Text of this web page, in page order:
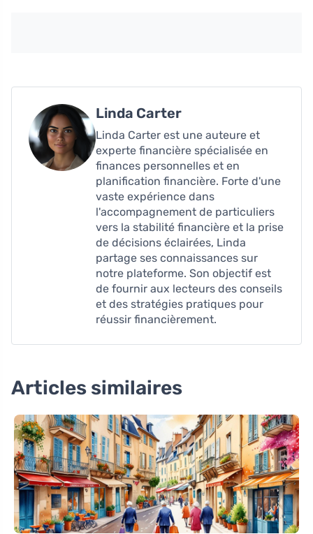
Linda Carter
Linda Carter est une auteure et
experte financière spécialisée en
finances personnelles et en
planification financière. Forte d'une
vaste expérience dans
l'accompagnement de particuliers
vers la stabilité financière et la prise
de décisions éclairées, Linda
partage ses connaissances sur
notre plateforme. Son objectif est
de fournir aux lecteurs des conseils
et des stratégies pratiques pour
réussir financièrement.
Articles similaires